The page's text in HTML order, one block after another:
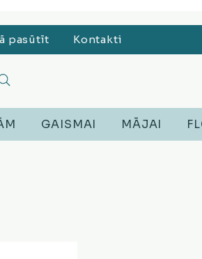
pasūtīt Kontakti
GAISMAI MĀJAI